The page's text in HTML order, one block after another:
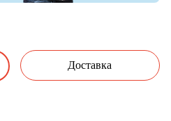
Доставка